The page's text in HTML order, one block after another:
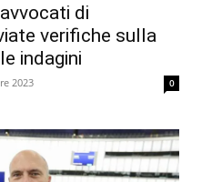
di
verifiche sulla
indagini
2023 0